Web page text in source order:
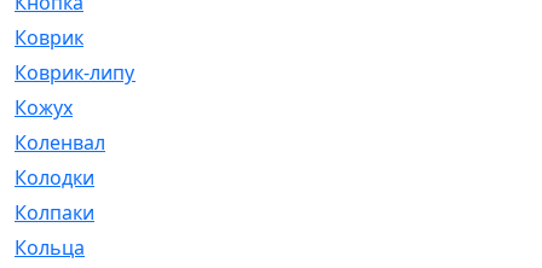
Коврик
Коврик-липучка
Кожух
Коленвал
Колодки
Колпаки
Кольца